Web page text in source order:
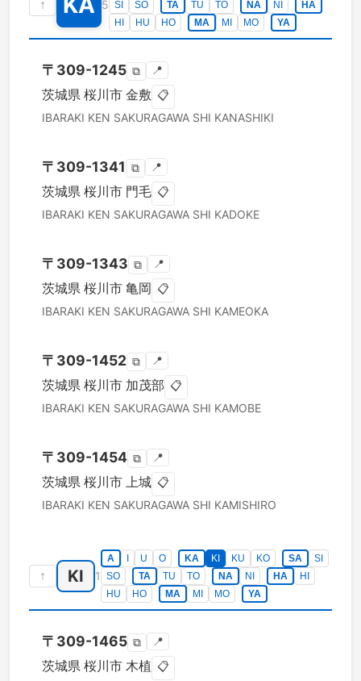
↑ 5 SI SO TA TU TO NA NI
HA
HI
HU HO MA MI MO YA
〒 309-1245 ⧉ 📍
茨城県 桜川市 金敷 📋
IBARAKI KEN SAKURAGAWA SHI KANASHIKI
〒 309-1341 ⧉ 📍
茨城県 桜川市 門毛 📋
IBARAKI KEN SAKURAGAWA SHI KADOKE
〒 309-1343 ⧉ 📍
茨城県 桜川市 亀岡 📋
IBARAKI KEN SAKURAGAWA SHI KAMEOKA
〒 309-1452 ⧉ 📍
茨城県 桜川市 加茂部 📋
IBARAKI KEN SAKURAGAWA SHI KAMOBE
〒 309-1454 ⧉ 📍
茨城県 桜川市 上城 📋
IBARAKI KEN SAKURAGAWA SHI KAMISHIRO
↑ KI 1
A U O KA KI KU KO SA
SI
SO
TA TU TO NA NI HA
HI
HU
HO MA MI MO YA
〒 309-1465 ⧉ 📍
茨城県 桜川市 木植 📋